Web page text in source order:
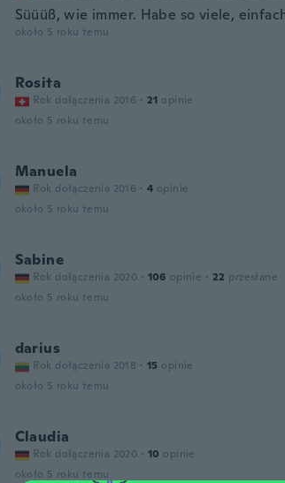
Süüüß, wie immer. Habe so viele,
około 5 roku temu
Rosita
Rok dołączenia 2016 · 21 opinie
około 5 roku temu
Manuela
Rok dołączenia 2016 · 4 opinie
około 5 roku temu
Sabine
Rok dołączenia 2020 · 106 opinie · 22 przesłane
około 5 roku temu
darius
Rok dołączenia 2018 · 15 opinie
około 5 roku temu
Claudia
Rok dołączenia 2020 · 10 opinie
około 5 roku temu